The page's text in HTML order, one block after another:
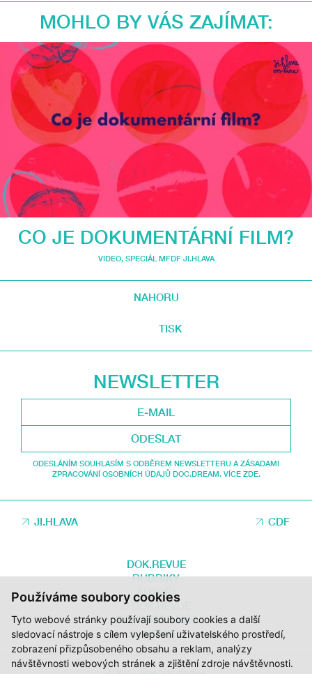
Používáme soubory cookies
Tyto webové stránky používají soubory cookies a další
sledovací nástroje s cílem vylepšení uživatelského prostředí,
zobrazení přizpůsobeného obsahu a reklam, analýzy
návštěvnosti webových stránek a zjištění zdroje návštěvnosti.
MOHLO BY VÁS ZAJÍMAT:
CO JE DOKUMENTÁRNÍ FILM?
VIDEO, SPECIÁL MFDF JI.HLAVA
NAHORU
TISK
NEWSLETTER
ODESLAT
ODESLÁNÍM SOUHLASÍM S ODBĚREM NEWSLETTERU A ZÁSADAMI
ZPRACOVÁNÍ OSOBNÍCH ÚDAJŮ DOC.DREAM. VÍCE ZDE.
JI.HLAVA CDF
DOK.REVUE
RUBRIKY
AUTOŘI
O DOK.REVUE
PODPOŘTE NÁS
KONTAKTY